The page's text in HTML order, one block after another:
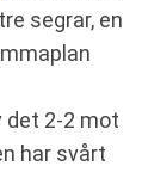
segrar, en
det 2-2 mot
har svårt